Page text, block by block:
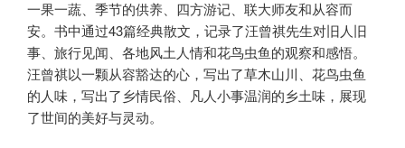
一果一蔬、季节的供养、四方游记、联大师友和从容而
安。书中通过43篇经典散文，记录了汪曾祺先生对旧人旧
事、旅行见闻、各地风土人情和花鸟虫鱼的观察和感悟。
汪曾祺以一颗从容豁达的心，写出了草木山川、花鸟虫鱼
的人味，写出了乡情民俗、凡人小事温润的乡土味，展现
了世间的美好与灵动。